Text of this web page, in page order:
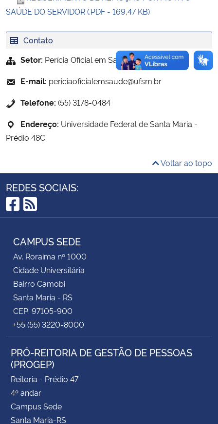
Secretaria-Geral
Secretaria de Governo
Gabinete de Segurança Institucional
Advocacia-Geral da União
Planalto
SAÚDE DO SERVIDOR (.PDF - 169,47 KB)
Contato
Setor: Perícia Oficial em Saúde
E-mail: periciaoficialemsaude@ufsm.br
Telefone: (55) 3178-0484
Endereço: Universidade Federal de Santa Maria -
Prédio 48C
Voltar ao topo
REDES SOCIAIS:
Facebook
RSS
CAMPUS SEDE
Av. Roraima nº 1000
Cidade Universitária
Bairro Camobi
Santa Maria - RS
CEP: 97105-900
+55 (55) 3220-8000
PRÓ-REITORIA DE GESTÃO DE PESSOAS
(PROGEP)
Reitoria - Prédio 47
4º andar
Campus Sede
Santa Maria-RS